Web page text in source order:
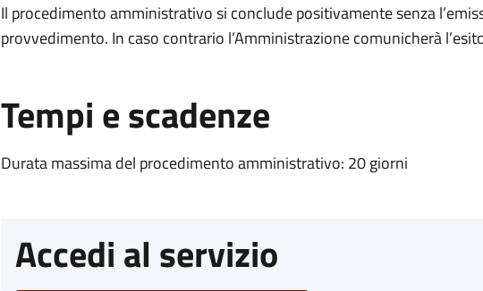
Il procedimento amministrativo si conclude positivamente senza
provvedimento. In caso contrario l’Amministrazione comunicherà
Tempi e scadenze
Durata massima del procedimento amministrativo: 20 giorni
Accedi al servizio